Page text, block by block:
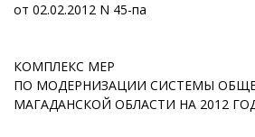
от 02.02.2012 N 45-па
КОМПЛЕКС МЕР
ПО МОДЕРНИЗАЦИИ СИСТЕМЫ
МАГАДАНСКОЙ ОБЛАСТИ НА 2012